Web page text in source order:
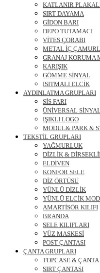
KATLANIR
SIRT DAYAMA
GİDON BARI
DEPO TUTAMACI
VİTES ÇORABI
METAL İÇ
GRANAJ KORUMA
KARIŞIK
GÖMME SİNYAL
ISITMALI ELCİK
AYDINLATMA GRUPLARI
SİS FARI
ÜNİVERSAL
IŞIKLI LOGO
MODÜL& PARK &
TEKSTİL GRUPLARI
YAĞMURLUK
DİZLİK &
ELDİVEN
KONFOR SELE
DİZ ÖRTÜSÜ
YÜNLÜ DİZLİK
YÜNLÜ ELCİK
AMARTİSÖR KILIFI
BRANDA
SELE KILIFLARI
YÜZ MASKESİ
POST ÇANTASI
ÇANTA GRUPLARI
TOPCASE & ÇANTA
SIRT ÇANTASI